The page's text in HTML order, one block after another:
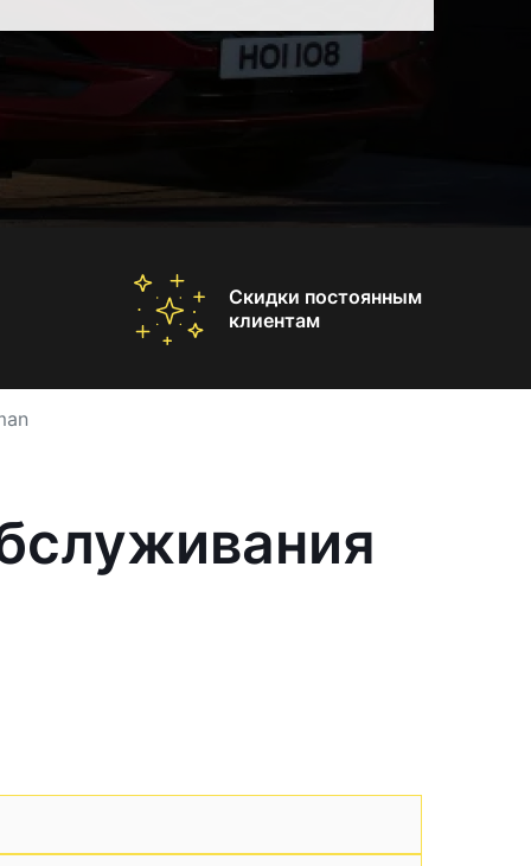
Скидки постоянным
клиентам